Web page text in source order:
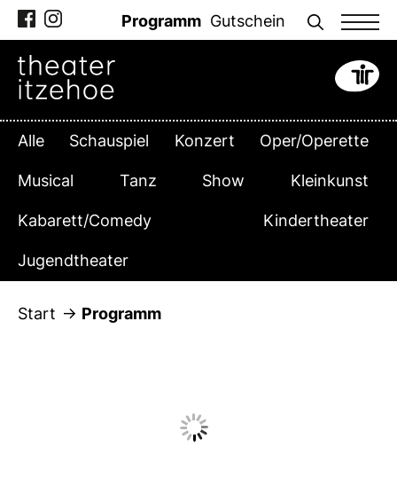
Zum
Inhalt
springen
Programm Gutschein
Alle Schauspiel Konzert Oper/Operette
Musical Tanz Show Kleinkunst
Kabarett/Comedy Kindertheater
Jugendtheater
Start Programm